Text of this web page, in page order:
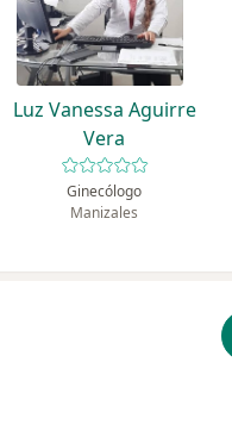
Luz Vanessa Aguirre
Vera
Ginecólogo
Manizales